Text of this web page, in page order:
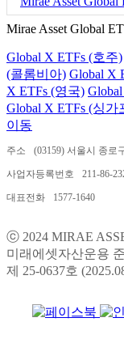
Mirae Asset Global
Global X ETFs (호주)
(콜롬비아) Global X
X ETFs (영국)
Global X ETFs (싱가
이동
주소 (03159) 서울시 종로
사업자등록번호 211-86-
대표전화 1577-1640
ⓒ 2024 MIRAE
미래에셋자산운용
제 25-0637호